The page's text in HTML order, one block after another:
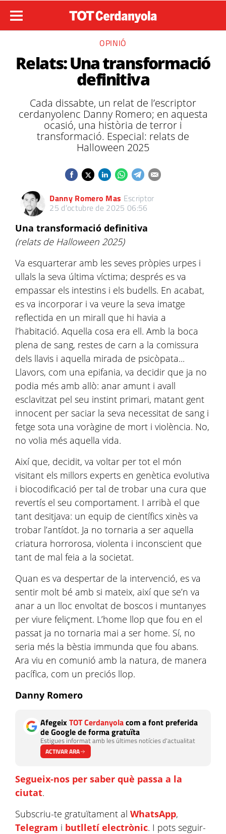
OPINIÓ
Relats: Una transformació
definitiva
Cada dissabte, un relat de l’escriptor
cerdanyolenc Danny Romero; en aquesta
ocasió, una història de terror i
transformació. Especial: relats de
Halloween 2025
Danny Romero Mas Escriptor
25 d’octubre de 2025 06:56
Una transformació definitiva
(relats de Halloween 2025)
Va esquarterar amb les seves pròpies urpes i
ullals la seva última víctima; després es va
empassar els intestins i els budells. En acabat,
es va incorporar i va veure la seva imatge
reflectida en un mirall que hi havia a
l’habitació. Aquella cosa era ell. Amb la boca
plena de sang, restes de carn a la comissura
dels llavis i aquella mirada de psicòpata...
Llavors, com una epifania, va decidir que ja no
podia més amb allò: anar amunt i avall
esclavitzat pel seu instint primari, matant gent
innocent per saciar la seva necessitat de sang i
fetge sota una voràgine de mort i violència. No,
no volia més aquella vida.
Així que, decidit, va voltar per tot el món
visitant els millors experts en genètica evolutiva
i biocodificació per tal de trobar una cura que
revertís el seu comportament. I arribà el que
tant desitjava: un equip de científics xinès va
trobar l’antídot. Ja no tornaria a ser aquella
criatura horrorosa, violenta i inconscient que
tant de mal feia a la societat.
Quan es va despertar de la intervenció, es va
sentir molt bé amb si mateix, així que se’n va
anar a un lloc envoltat de boscos i muntanyes
per viure feliçment. L’home llop que fou en el
passat ja no tornaria mai a ser home. Sí, no
seria més la bèstia immunda que fou abans.
Ara viu en comunió amb la natura, de manera
pacífica, com un preciós llop.
Danny Romero
AfegeixTOT Cerdanyolacom a font preferida
de Google de forma gratuïta
Estigues informat amb les últimes notícies d'actualitat
ACTIVAR ARA
Segueix-nos per saber què passa a la
ciutat.
Subscriu-te gratuïtament al WhatsApp,
Telegram i butlletí electrònic. I pots seguir-